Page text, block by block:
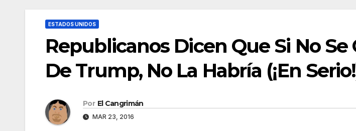
ESTADOS UNIDOS
Republicanos Dicen Que Si No
De Trump, No La Habría (¡En
Por El Cangrimán
MAR 23, 2016